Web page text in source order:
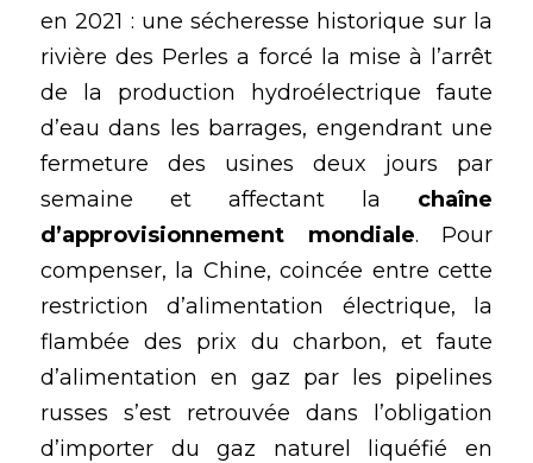
en 2021 : une sécheresse historique sur la
rivière des Perles a forcé la mise à l’arrêt
de la production hydroélectrique faute
d’eau dans les barrages, engendrant une
fermeture des usines deux jours par
semaine et affectant la chaîne
d’approvisionnement mondiale. Pour
compenser, la Chine, coincée entre cette
restriction d’alimentation électrique, la
flambée des prix du charbon, et faute
d’alimentation en gaz par les pipelines
russes s’est retrouvée dans l’obligation
d’importer du gaz naturel liquéfié en